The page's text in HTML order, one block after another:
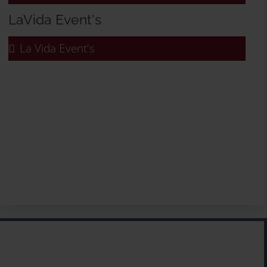
LaVida Event's
La Vida Event's